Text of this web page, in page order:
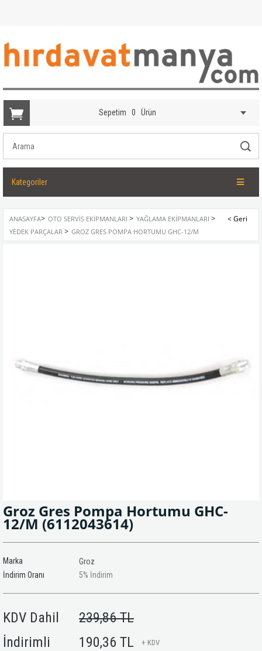
Sepetim 0 Ürün
Kategoriler
ANASAYFA> OTO SERVIS EKIPMANLARI > YAĞLAMA EKIPMANLARI >
YEDEK PARÇALAR > GROZ GRES POMPA HORTUMU GHC-12/M
Groz Gres Pompa Hortumu GHC-
12/M (6112043614)
Marka
Groz
İndirim Oranı
%
5 İndirim
KDV Dahil
239,86 TL
İndirimli
190,36 TL + KDV